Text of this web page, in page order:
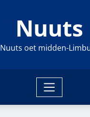
Nuuts
Nuuts oet midden-